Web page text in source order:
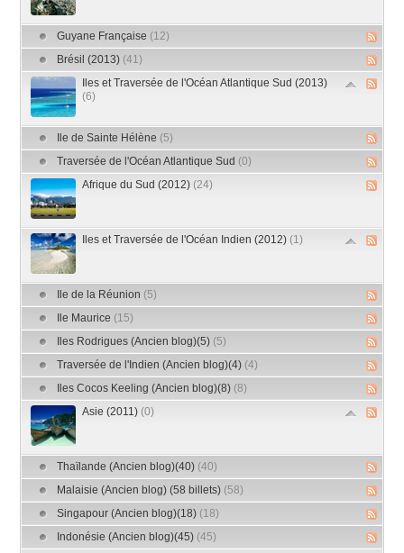
Guyane Française (12)
Brésil (2013) (41)
Iles et Traversée de l'Océan Atlantique Sud (2013)
(6)
Ile de Sainte Hélène (5)
Traversée de l'Océan Atlantique Sud (0)
Afrique du Sud (2012) (24)
Iles et Traversée de l'Océan Indien (2012) (1)
Ile de la Réunion (5)
Ile Maurice (15)
Iles Rodrigues (Ancien blog)(5) (5)
Traversée de l'Indien (Ancien blog)(4) (4)
Iles Cocos Keeling (Ancien blog)(8) (8)
Asie (2011) (0)
Thaïlande (Ancien blog)(40) (40)
Malaisie (Ancien blog) (58 billets) (58)
Singapour (Ancien blog)(18) (18)
Indonésie (Ancien blog)(45) (45)